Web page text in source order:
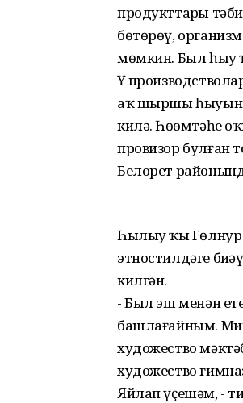
продукттарҙы
бөтөрөү,
мөмкин. Был һыу
Үҙ
аҡ шыршы һыуын
килә. Һөҙөмтәһе
провизор булған
Белорет
Һылыу ҡыҙ Гөлнур
этностилдәге
килгән.
- Был эш менән
башлағайным.
художество
художество
Яйлап үҫешәм, -